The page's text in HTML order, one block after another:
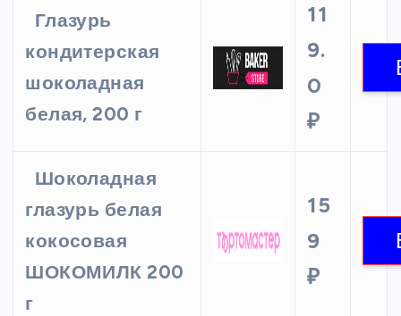
Глазурь
кондитерская
шоколадная
белая, 200 г
11
9.
0
₽
Шоколадная
глазурь белая
кокосовая
ШОКОМИЛК 200
г
15
9
₽